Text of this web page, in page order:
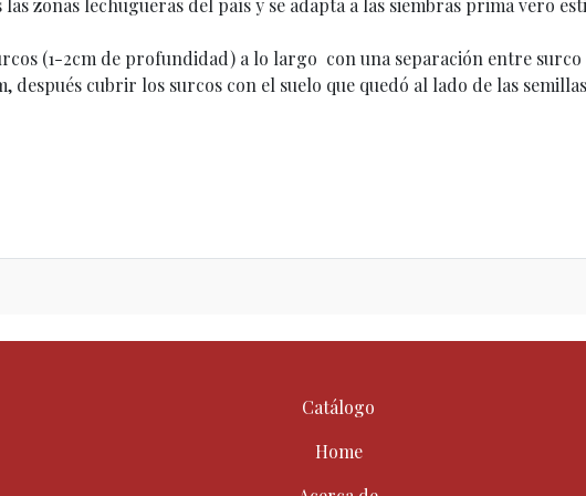
zonas lechugueras del país y se adapta a las siembras prima vero
(1-2cm de profundidad) a lo largo con una separación entre
después cubrir los surcos con el suelo que quedó al lado de las
Catálogo
Home